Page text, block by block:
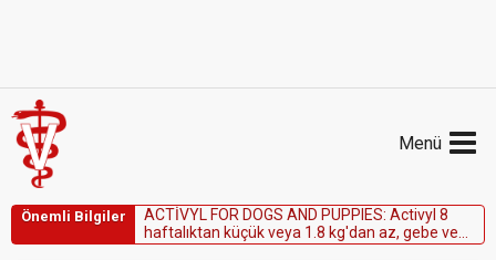
Menü
Önemli Bilgiler ACTİVYL FOR DOGS AN D PUPP ES: Activy 8
hafta ıktan küçükveya 1 8 kg'dan az, gebe ve
laktasyondakiköpeklerdekullanılmaz.